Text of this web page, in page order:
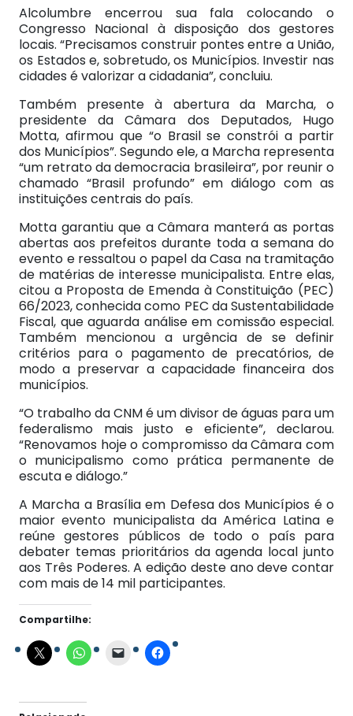
Alcolumbre encerrou sua fala colocando o
Congresso Nacional à disposição dos gestores
locais. “Precisamos construir pontes entre a União,
os Estados e, sobretudo, os Municípios. Investir nas
cidades é valorizar a cidadania”, concluiu.
Também presente à abertura da Marcha, o
presidente da Câmara dos Deputados, Hugo
Motta, afirmou que “o Brasil se constrói a partir
dos Municípios”. Segundo ele, a Marcha representa
“um retrato da democracia brasileira”, por reunir o
chamado “Brasil profundo” em diálogo com as
instituições centrais do país.
Motta garantiu que a Câmara manterá as portas
abertas aos prefeitos durante toda a semana do
evento e ressaltou o papel da Casa na tramitação
de matérias de interesse municipalista. Entre elas,
citou a Proposta de Emenda à Constituição (PEC)
66/2023, conhecida como PEC da Sustentabilidade
Fiscal, que aguarda análise em comissão especial.
Também mencionou a urgência de se definir
critérios para o pagamento de precatórios, de
modo a preservar a capacidade financeira dos
municípios.
“O trabalho da CNM é um divisor de águas para um
federalismo mais justo e eficiente”, declarou.
“Renovamos hoje o compromisso da Câmara com
o municipalismo como prática permanente de
escuta e diálogo.”
A Marcha a Brasília em Defesa dos Municípios é o
maior evento municipalista da América Latina e
reúne gestores públicos de todo o país para
debater temas prioritários da agenda local junto
aos Três Poderes. A edição deste ano deve contar
com mais de 14 mil participantes.
Compartilhe: